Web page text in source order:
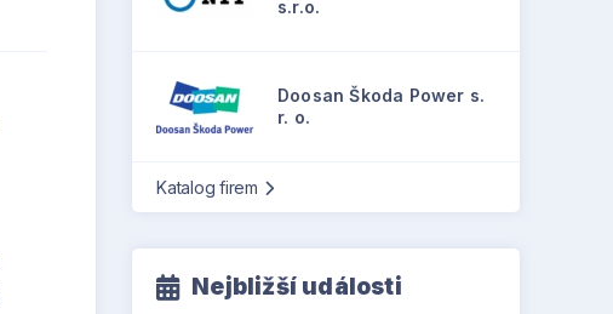
s.r.o.
Doosan Škoda Power s.
r. o.
Katalog firem
Nejbližší události